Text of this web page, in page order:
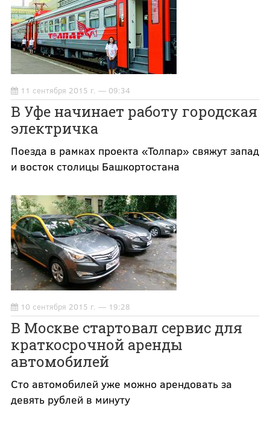
11 сентября 2015 г. — 09:34
В Уфе начинает работу городская
электричка
Поезда в рамках проекта «Толпар» свяжут запад
и восток столицы Башкортостана
10 сентября 2015 г. — 19:28
В Москве стартовал сервис для
краткосрочной аренды
автомобилей
Сто автомобилей уже можно арендовать за
девять рублей в минуту